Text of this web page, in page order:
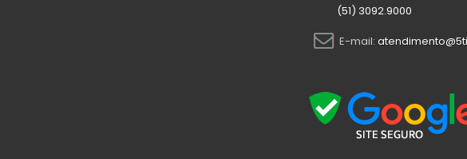
(51) 3092.9000
E-mail: